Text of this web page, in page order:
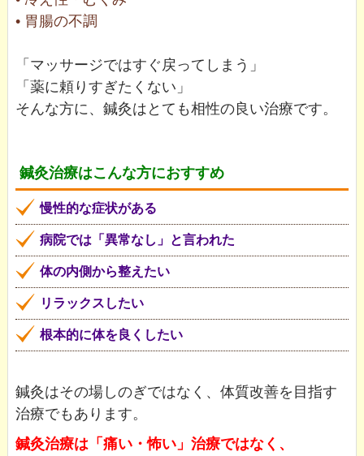
• 胃腸の不調
「マッサージではすぐ戻ってしまう」
「薬に頼りすぎたくない」
そんな方に、鍼灸はとても相性の良い治療です。
鍼灸治療はこんな方におすすめ
慢性的な症状がある
病院では「異常なし」と言われた
体の内側から整えたい
リラックスしたい
根本的に体を良くしたい
鍼灸はその場しのぎではなく、体質改善を目指す
治療でもあります。
鍼灸治療は「痛い・怖い」治療ではなく、